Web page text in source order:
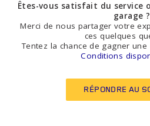
Êtes-vous satisfait du service
garage ?
Merci de nous partager votre
ces quelques
Tentez la chance de gagner
Conditions
RÉPONDRE AU